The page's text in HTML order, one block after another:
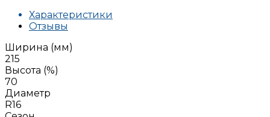
Характеристики
Отзывы
Ширина (мм)
215
Высота (%)
70
Диаметр
R16